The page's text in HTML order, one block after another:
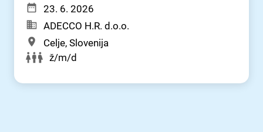
23. 6. 2026
ADECCO H.R. d.o.o.
Celje, Slovenija
ž/m/d